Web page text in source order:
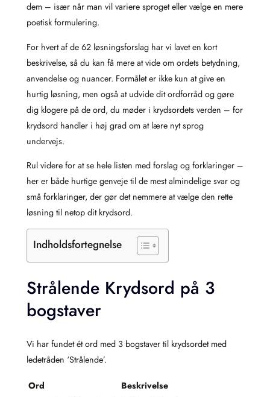
dem – især når man vil variere sproget eller vælge en mere
poetisk formulering.
For hvert af de 62 løsningsforslag har vi lavet en kort
beskrivelse, så du kan få mere at vide om ordets betydning,
anvendelse og nuancer. Formålet er ikke kun at give en
hurtig løsning, men også at udvide dit ordforråd og gøre
dig klogere på de ord, du møder i krydsordets verden – for
krydsord handler i høj grad om at lære nyt sprog
undervejs.
Rul videre for at se hele listen med forslag og forklaringer –
her er både hurtige genveje til de mest almindelige svar og
små forklaringer, der gør det nemmere at vælge den rette
løsning til netop dit krydsord.
Indholdsfortegnelse
Strålende Krydsord på 3
bogstaver
Vi har fundet ét ord med 3 bogstaver til krydsordet med
ledetråden ‘Strålende’.
Ord Beskrivelse